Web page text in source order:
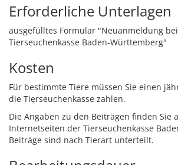
Erforderliche Unterlagen
ausgefülltes Formular "Neuanmeldung
Tierseuchenkasse Baden-Württemberg"
Kosten
Für bestimmte Tiere müssen Sie einen
die Tierseuchenkasse zahlen.
Die Angaben zu den Beiträgen finden Sie
Internetseiten der Tierseuchenkasse
Beiträge sind nach Tierart unterteilt.